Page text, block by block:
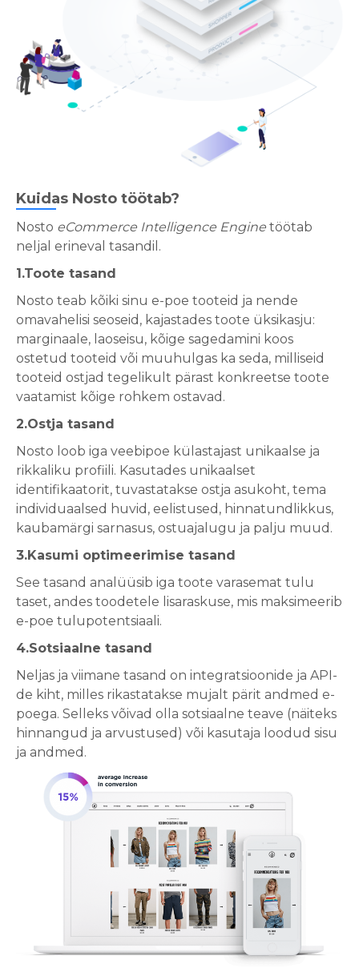
Kuidas Nosto töötab?
Nosto eCommerce Intelligence Engine töötab
neljal erineval tasandil.
1.Toote tasand
Nosto teab kõiki sinu e-poe tooteid ja nende
omavahelisi seoseid, kajastades toote üksikasju:
marginaale, laoseisu, kõige sagedamini koos
ostetud tooteid või muuhulgas ka seda, milliseid
tooteid ostjad tegelikult pärast konkreetse toote
vaatamist kõige rohkem ostavad.
2.Ostja tasand
Nosto loob iga veebipoe külastajast unikaalse ja
rikkaliku profiili. Kasutades unikaalset
identifikaatorit, tuvastatakse ostja asukoht, tema
individuaalsed huvid, eelistused, hinnatundlikkus,
kaubamärgi sarnasus, ostuajalugu ja palju muud.
3.Kasumi optimeerimise tasand
See tasand analüüsib iga toote varasemat tulu
taset, andes toodetele lisaraskuse, mis maksimeerib
e-poe tulupotentsiaali.
4.Sotsiaalne tasand
Neljas ja viimane tasand on integratsioonide ja API-
de kiht, milles rikastatakse mujalt pärit andmed e-
poega. Selleks võivad olla sotsiaalne teave (näiteks
hinnangud ja arvustused) või kasutaja loodud sisu
ja andmed.